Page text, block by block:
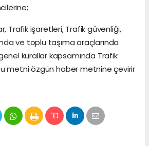
Trafik işaretleri, Trafik güvenliği,
ve toplu taşıma araçlarında
kurallar kapsamında Trafik
metni özgün haber metnine çevirir